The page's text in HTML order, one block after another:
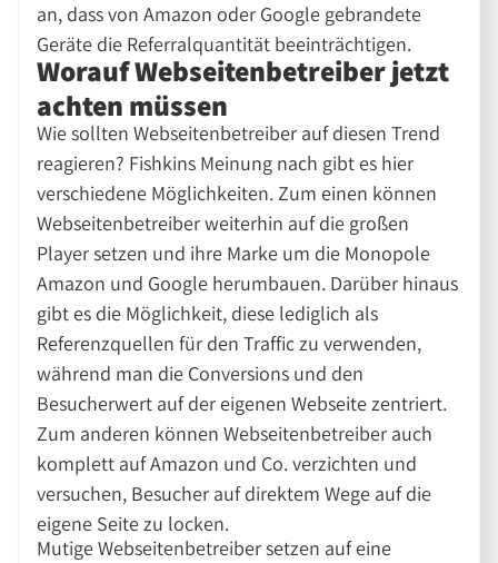
an, dass von Amazon oder Google gebrandete
Geräte die Referralquantität beeinträchtigen.
Worauf Webseitenbetreiber jetzt
achten müssen
Wie sollten Webseitenbetreiber auf diesen Trend
reagieren? Fishkins Meinung nach gibt es hier
verschiedene Möglichkeiten. Zum einen können
Webseitenbetreiber weiterhin auf die großen
Player setzen und ihre Marke um die Monopole
Amazon und Google herumbauen. Darüber hinaus
gibt es die Möglichkeit, diese lediglich als
Referenzquellen für den Traffic zu verwenden,
während man die Conversions und den
Besucherwert auf der eigenen Webseite zentriert.
Zum anderen können Webseitenbetreiber auch
komplett auf Amazon und Co. verzichten und
versuchen, Besucher auf direktem Wege auf die
eigene Seite zu locken.
Mutige Webseitenbetreiber setzen auf eine